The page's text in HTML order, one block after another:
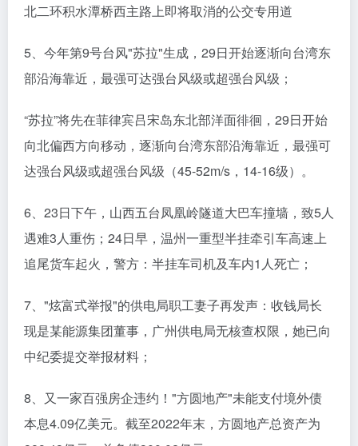
北二环积水潭桥西主路上即将取消的公交专用道
5、今年第9号台风"苏拉"生成，29日开始逐渐向台湾东
部沿海靠近，最强可达强台风级或超强台风级；
“苏拉”将先在菲律宾吕宋岛东北部洋面徘徊，29日开始
向北偏西方向移动，逐渐向台湾东部沿海靠近，最强可
达强台风级或超强台风级（45-52m/s，14-16级）。
6、23日下午，山西五台凤凰岭隧道大巴车撞墙，致5人
遇难3人重伤；24日早，温州一重型半挂牵引车高速上
追尾货车起火，警方：半挂车司机及车内1人死亡；
7、"炫富式举报"的供电局职工妻子再发声：收钱局长
现是某能源集团董事，广州供电局无核查权限，她已向
中纪委提交举报材料；
8、又一家百强房企违约！"方圆地产"未能支付境外债
本息4.09亿美元。截至2022年末，方圆地产总资产为